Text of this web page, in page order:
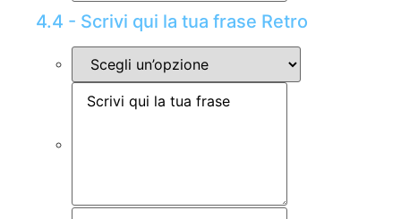
4.4 - Scrivi qui la tua frase Retro